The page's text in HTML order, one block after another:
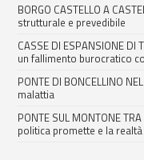
BORGO CASTELLO A
strutturale e prevedibile
CASSE DI ESPANSIONE
un fallimento burocratico
PONTE DI BONCELLINO
malattia
PONTE SUL MONTONE
politica promette e la